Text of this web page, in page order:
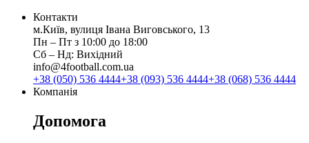
Контакти
м.Київ, вулиця Івана Виговського, 13
Пн ‒ Пт з 10:00 до 18:00
Сб ‒ Нд: Вихідний
info@4football.com.ua
+38 (050) 536 4444+38 (093) 536 4444+38 (068) 536 4444
Компанія
Допомога